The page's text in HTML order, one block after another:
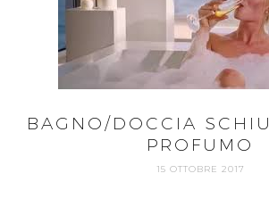
BAGNO/DOCCIA
PROFUMO
15 OTTOBRE 2017